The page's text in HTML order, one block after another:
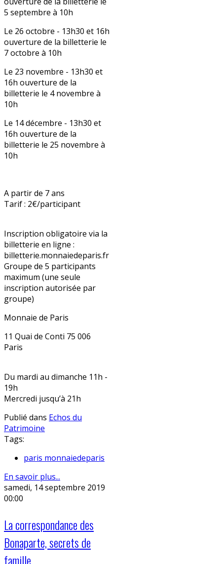
5 septembre à 10h
Le 26 octobre - 13h30 et 16h
ouverture de la billetterie le
7 octobre à 10h
Le 23 novembre - 13h30 et
16h ouverture de la
billetterie le 4 novembre à
10h
Le 14 décembre - 13h30 et
16h ouverture de la
billetterie le 25 novembre à
10h
A partir de 7 ans
Tarif : 2€/participant
Inscription obligatoire via la
billetterie en ligne :
billetterie.monnaiedeparis.fr
Groupe de 5 participants
maximum (une seule
inscription autorisée par
groupe)
Monnaie de Paris
11 Quai de Conti 75 006
Paris
Du mardi au dimanche 11h -
19h
Mercredi jusqu’à 21h
Publié dans Echos du
Patrimoine
Tags:
paris monnaiedeparis
En savoir plus...
samedi, 14 septembre 2019
00:00
La correspondance des
Bonaparte, secrets de
famille